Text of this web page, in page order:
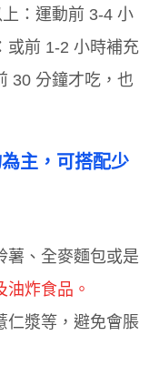
：運動前 3-4 小
或前 1-2 小時補充
30 分鐘才吃，也
主，可搭配少
薯、全麥麵包或是
油炸食品。
仁漿等，避免會脹